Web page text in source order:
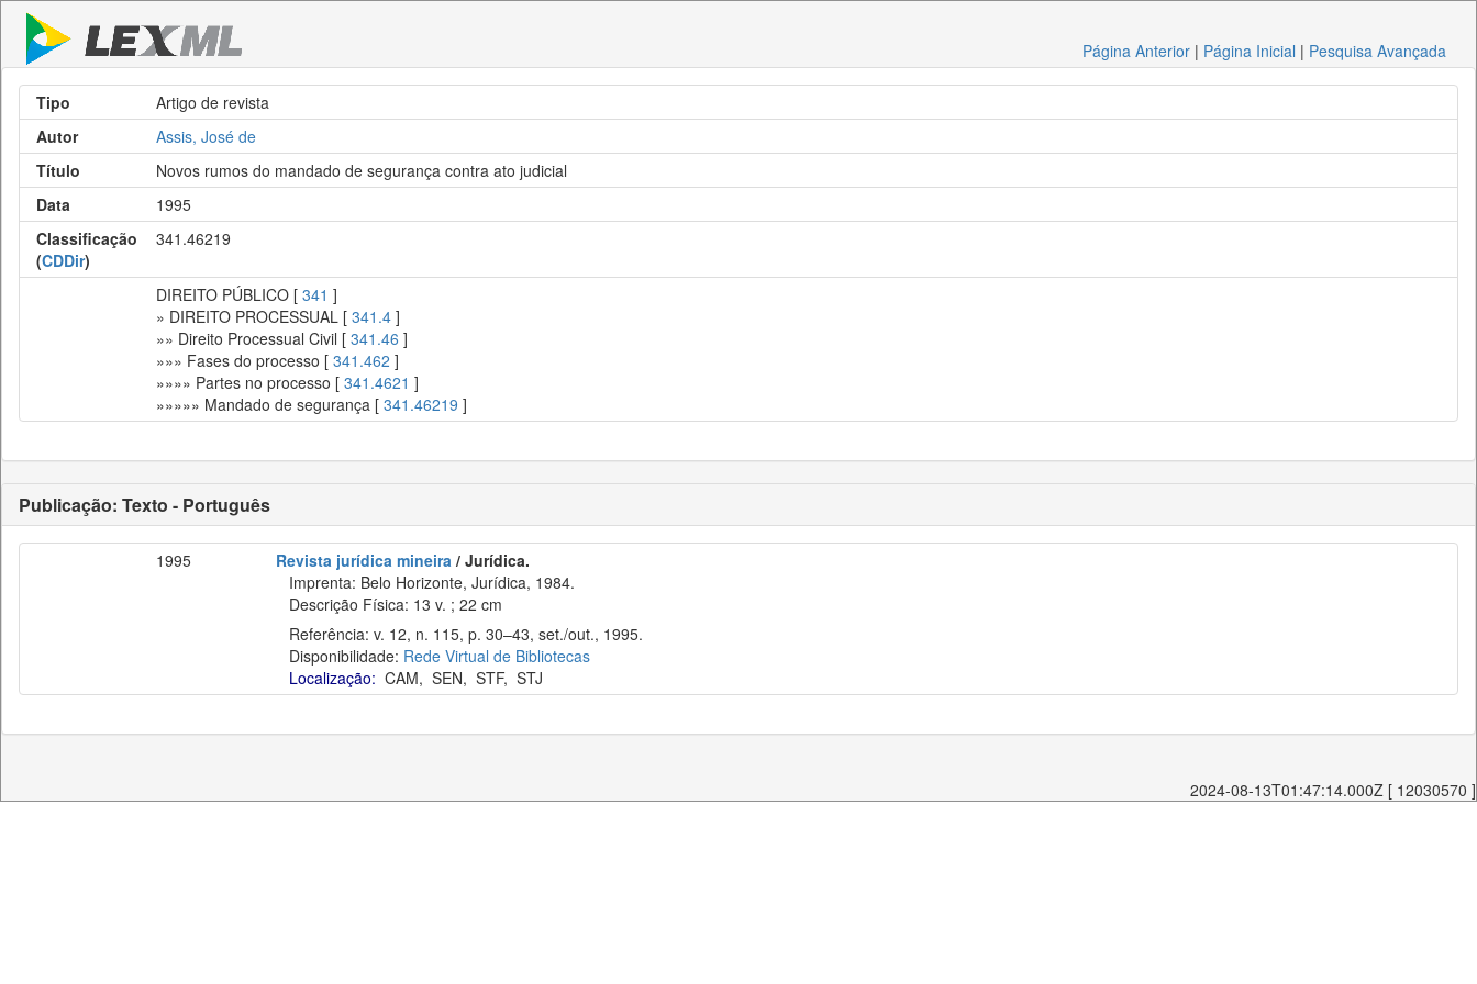
Página Anterior | Página Inicial | Pesquisa Avançada
Tipo
Artigo de revista
Autor
Assis, José de
Título
Novos rumos do mandado de segurança contra ato judicial
Data
1995
Classificação
(CDDir)
341.46219
DIREITO PÚBLICO [ 341 ]
» DIREITO PROCESSUAL [ 341.4 ]
»» Direito Processual Civil [ 341.46 ]
»»» Fases do processo [ 341.462 ]
»»»» Partes no processo [ 341.4621 ]
»»»»» Mandado de segurança [ 341.46219 ]
Publicação: Texto - Português
1995 Revista jurídica mineira / Jurídica.
Imprenta: Belo Horizonte, Jurídica, 1984.
Descrição Física: 13 v. ; 22 cm
Referência: v. 12, n. 115, p. 30–43, set./out., 1995.
Disponibilidade: Rede Virtual de Bibliotecas
Localização: CAM, SEN, STF, STJ
2024-08-13T01:47:14.000Z [ 12030570 ]